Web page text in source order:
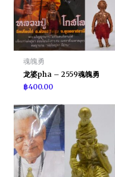
魂魄勇
龙婆pha – 2559魂魄勇
฿400.00